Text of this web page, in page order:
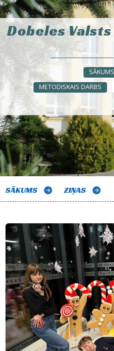
Dobeles
SĀKUMS
METODISKAIS DARBS
SĀKUMS ZIŅAS